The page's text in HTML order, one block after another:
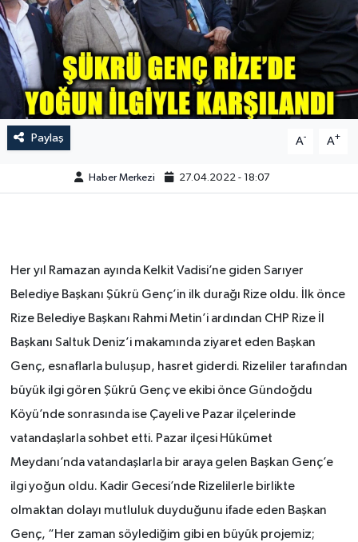
Paylaş A- A+
Haber Merkezi 27.04.2022 - 18:07
Her yıl Ramazan ayında Kelkit Vadisi’ne giden Sarıyer
Belediye Başkanı Şükrü Genç’in ilk durağı Rize oldu. İlk önce
Rize Belediye Başkanı Rahmi Metin’i ardından CHP Rize İl
Başkanı Saltuk Deniz’i makamında ziyaret eden Başkan
Genç, esnaflarla buluşup, hasret giderdi. Rizeliler tarafından
büyük ilgi gören Şükrü Genç ve ekibi önce Gündoğdu
Köyü’nde sonrasında ise Çayeli ve Pazar ilçelerinde
vatandaşlarla sohbet etti. Pazar ilçesi Hükümet
Meydanı’nda vatandaşlarla bir araya gelen Başkan Genç’e
ilgi yoğun oldu. Kadir Gecesi’nde Rizelilerle birlikte
olmaktan dolayı mutluluk duyduğunu ifade eden Başkan
Genç, “Her zaman söylediğim gibi en büyük projemiz;